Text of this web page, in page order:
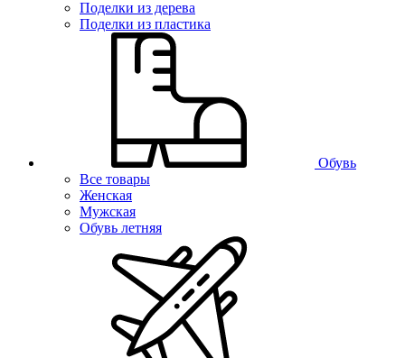
Поделки из дерева
Поделки из пластика
Обувь
Все товары
Женская
Мужская
Обувь летняя